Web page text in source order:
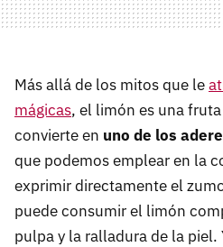
Más allá de los mitos que le
mágicas, el limón es una
convierte en uno de los
que podemos emplear en la
exprimir directamente el
puede consumir el limón
pulpa y la ralladura de la